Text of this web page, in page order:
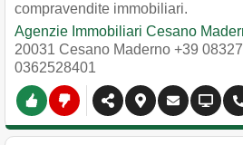
compravendite immobiliari.
Agenzie Immobiliari Cesano
20031 Cesano Maderno +39
0362528401